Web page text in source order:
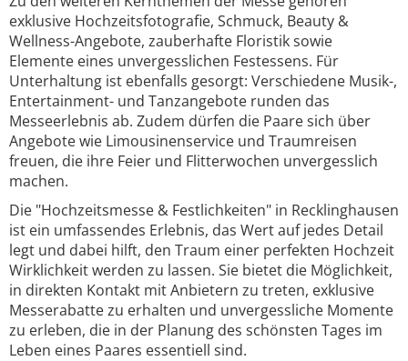
exklusive Hochzeitsfotografie, Schmuck, Beauty &
Wellness-Angebote, zauberhafte Floristik sowie
Elemente eines unvergesslichen Festessens. Für
Unterhaltung ist ebenfalls gesorgt: Verschiedene Musik-,
Entertainment- und Tanzangebote runden das
Messeerlebnis ab. Zudem dürfen die Paare sich über
Angebote wie Limousinenservice und Traumreisen
freuen, die ihre Feier und Flitterwochen unvergesslich
machen.
Die "Hochzeitsmesse & Festlichkeiten" in Recklinghausen
ist ein umfassendes Erlebnis, das Wert auf jedes Detail
legt und dabei hilft, den Traum einer perfekten Hochzeit
Wirklichkeit werden zu lassen. Sie bietet die Möglichkeit,
in direkten Kontakt mit Anbietern zu treten, exklusive
Messerabatte zu erhalten und unvergessliche Momente
zu erleben, die in der Planung des schönsten Tages im
Leben eines Paares essentiell sind.